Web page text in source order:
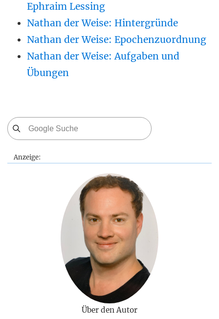
Ephraim Lessing
Nathan der Weise: Hintergründe
Nathan der Weise: Epochenzuordnung
Nathan der Weise: Aufgaben und
Übungen
Anzeige:
Über den Autor